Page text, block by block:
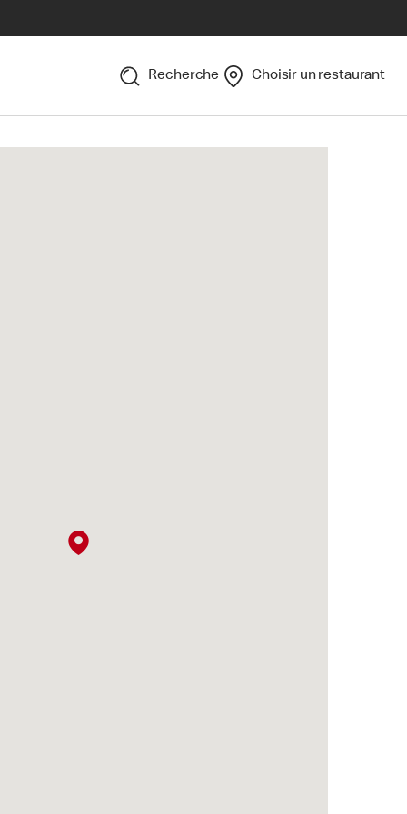
Recherche Choisir un restaurant